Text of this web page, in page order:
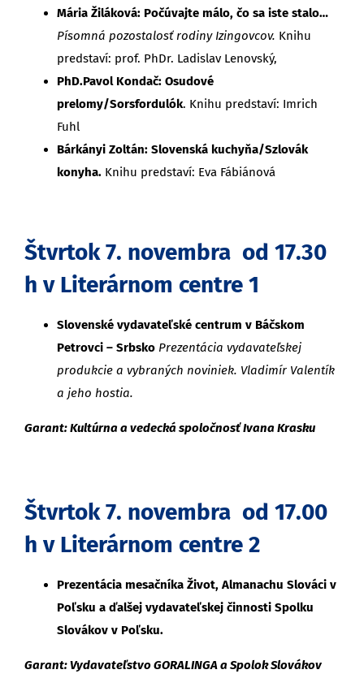
Mária Žiláková: Počúvajte málo, čo sa iste stalo…
Písomná pozostalosť rodiny Izingovcov. Knihu
predstaví: prof. PhDr. Ladislav Lenovský,
PhD.Pavol Kondač: Osudové
prelomy/Sorsfordulók. Knihu predstaví: Imrich
Fuhl
Bárkányi Zoltán: Slovenská kuchyňa/Szlovák
konyha. Knihu predstaví: Eva Fábiánová
Štvrtok 7. novembra od 17.30
h v Literárnom centre 1
Slovenské vydavateľské centrum v Báčskom
Petrovci – Srbsko Prezentácia vydavateľskej
produkcie a vybraných noviniek. Vladimír Valentík
a jeho hostia.
Garant: Kultúrna a vedecká spoločnosť Ivana Krasku
Štvrtok 7. novembra od 17.00
h v Literárnom centre 2
Prezentácia mesačníka Život, Almanachu Slováci v
Poľsku a ďalšej vydavateľskej činnosti Spolku
Slovákov v Poľsku.
Garant: Vydavateľstvo GORALINGA a Spolok Slovákov